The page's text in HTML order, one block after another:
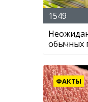
1549
обычных
ФАКТЫ